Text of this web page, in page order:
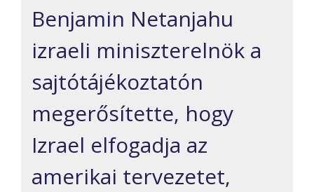
Benjamin Netanjahu
izraeli miniszterelnök a
sajtótájékoztatón
megerősítette, hogy
Izrael elfogadja az
amerikai tervezetet,